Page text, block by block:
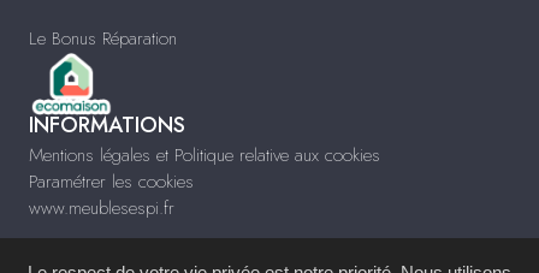
Le Bonus Réparation
INFORMATIONS
Mentions légales et Politique relative aux cookies
Paramétrer les cookies
www.meublesespi.fr